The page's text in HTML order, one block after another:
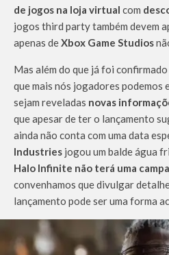
de jogos na loja virtual com
jogos third party também devem
apenas deXbox Game Studios
Mas além do que já foi
que mais nós jogadores podemos
sejam reveladas novas
que apesar de ter o lançamento
ainda não conta com uma data
Industries jogou um balde água
Halo Infinite não terá uma
convenhamos que divulgar
lançamento pode ser uma forma